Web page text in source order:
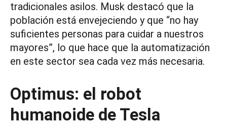
tradicionales asilos. Musk destacó que la
población está envejeciendo y que “no hay
suficientes personas para cuidar a nuestros
mayores”, lo que hace que la automatización
en este sector sea cada vez más necesaria.
Optimus: el robot
humanoide de Tesla